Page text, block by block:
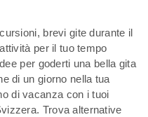
brevi gite durante il
per il tuo tempo
per goderti una bella gita
di un giorno nella tua
di vacanza con i tuoi
Trova alternative